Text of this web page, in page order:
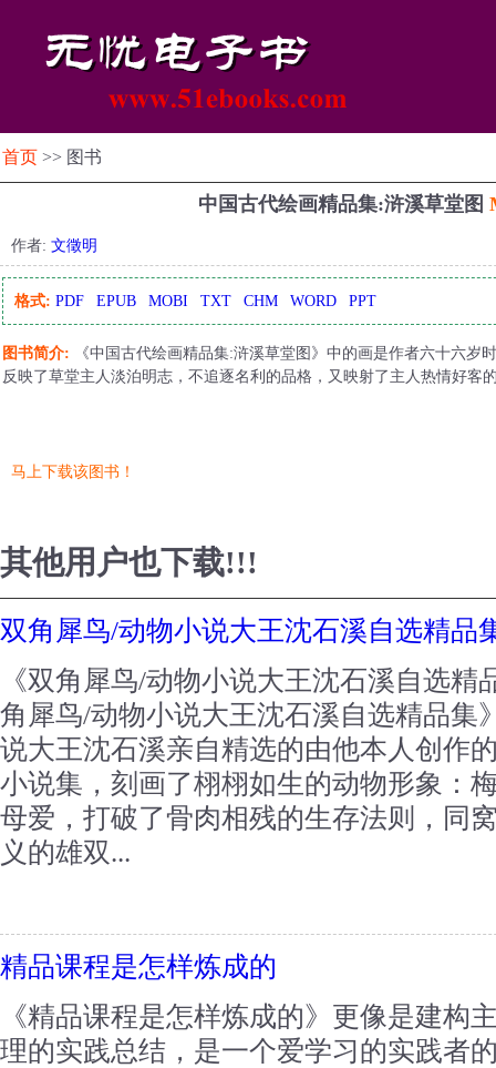
首页 >> 图书
中国古代绘画精品集:浒溪草堂图
作者: 文徵明
格式: PDF EPUB MOBI TXT CHM WORD PPT
图书简介: 《中国古代绘画精品集:浒溪草堂图》中的画是作者六十六岁
反映了草堂主人淡泊明志，不追逐名利的品格，又映射了主人热情好客
马上下载该图书！
其他用户也下载!!!
双角犀鸟/动物小说大王沈石溪自选精品
《双角犀鸟/动物小说大王沈石溪自选
角犀鸟/动物小说大王沈石溪自选精品集
说大王沈石溪亲自精选的由他本人创作
小说集，刻画了栩栩如生的动物形象：
母爱，打破了骨肉相残的生存法则，同
义的雄双...
精品课程是怎样炼成的
《精品课程是怎样炼成的》更像是建构
理的实践总结，是一个爱学习的实践者